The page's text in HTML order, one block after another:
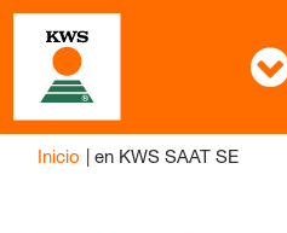
Inicio | en KWS SAAT SE(página